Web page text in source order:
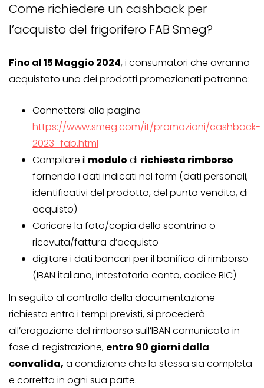
Come richiedere un cashback per
l’acquisto del frigorifero FAB Smeg?
Fino al 15 Maggio 2024, i consumatori che avranno
acquistato uno dei prodotti promozionati potranno:
Connettersi alla pagina
https://www.smeg.com/it/promozioni/cashback-
2023_fab.html
Compilare il modulo di richiesta rimborso
fornendo i dati indicati nel form (dati personali,
identificativi del prodotto, del punto vendita, di
acquisto)
Caricare la foto/copia dello scontrino o
ricevuta/fattura d’acquisto
digitare i dati bancari per il bonifico di rimborso
(IBAN italiano, intestatario conto, codice BIC)
In seguito al controllo della documentazione
richiesta entro i tempi previsti, si procederà
all’erogazione del rimborso sull’IBAN comunicato in
fase di registrazione, entro 90 giorni dalla
convalida, a condizione che la stessa sia completa
e corretta in ogni sua parte.